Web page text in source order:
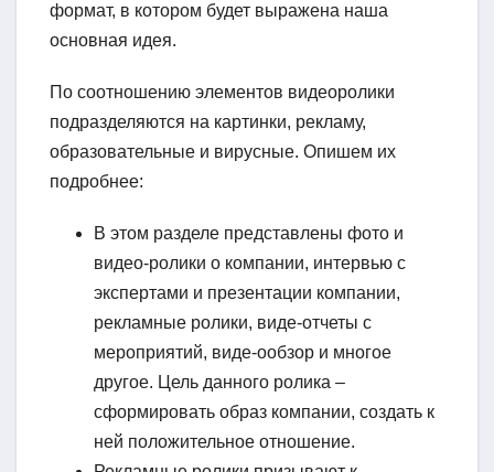
формат, в котором будет выражена наша
основная идея.
По соотношению элементов видеоролики
подразделяются на картинки, рекламу,
образовательные и вирусные. Опишем их
подробнее:
В этом разделе представлены фото и
видео-ролики о компании, интервью с
экспертами и презентации компании,
рекламные ролики, виде-отчеты с
мероприятий, виде-ообзор и многое
другое. Цель данного ролика –
сформировать образ компании, создать к
ней положительное отношение.